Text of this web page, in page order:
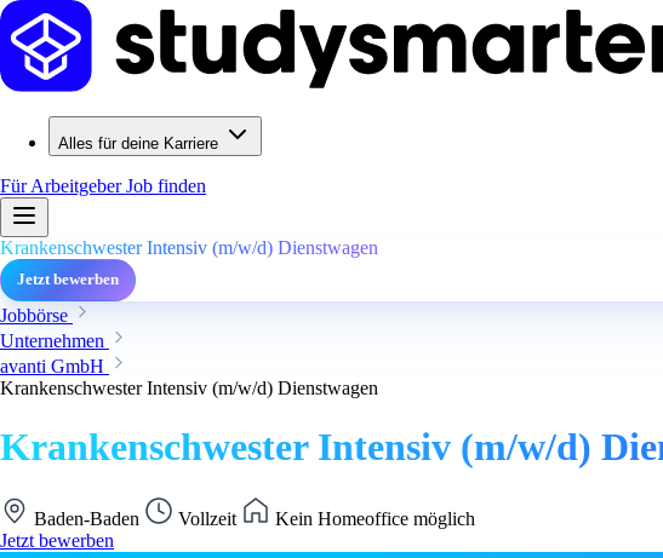
Alles für deine Karriere
Für ArbeitgeberJob finden
Krankenschwester Intensiv (m/w/d) Dienstwagen
Jetzt bewerben
Jobbörse
Unternehmen
avanti GmbH
Krankenschwester Intensiv (m/w/d) Dienstwagen
Krankenschwester Intensiv (m/w/d)
Baden-Baden Vollzeit
Kein Homeoffice möglich
Jetzt bewerben